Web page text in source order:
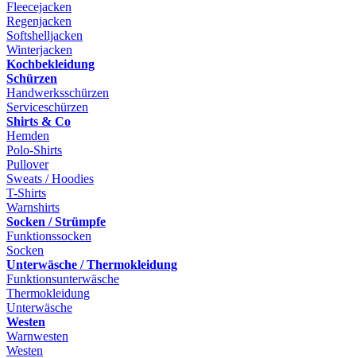
Fleecejacken
Regenjacken
Softshelljacken
Winterjacken
Kochbekleidung
Schürzen
Handwerksschürzen
Serviceschürzen
Shirts & Co
Hemden
Polo-Shirts
Pullover
Sweats / Hoodies
T-Shirts
Warnshirts
Socken / Strümpfe
Funktionssocken
Socken
Unterwäsche / Thermokleidung
Funktionsunterwäsche
Thermokleidung
Unterwäsche
Westen
Warnwesten
Westen